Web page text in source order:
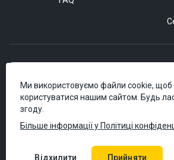
Ми використовуємо файли cookie, щоб
користуватися нашим сайтом. Будь
згоду.
Більше інформації у Політиці
Відхилити Прийняти